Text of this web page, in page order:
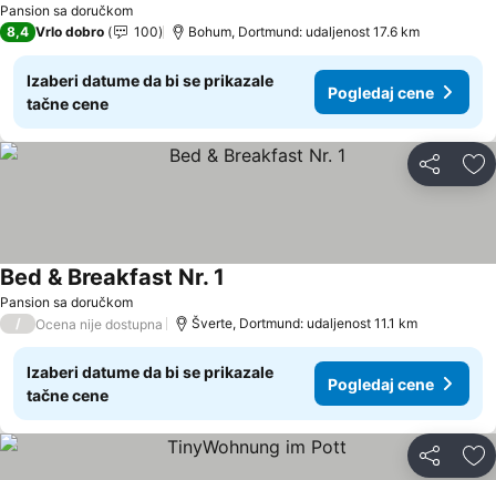
Pansion sa doručkom
8,4 Vrlo dobro 100 Bohum, Dortmund: udaljenost 17.6 km
Izaberi datume da bi se prikazale
tačne cene
Pogledaj cene
Deli
Pansion sa doručkom
Bed & Breakfast Nr. 1
/ Ocena nije dostupna Šverte, Dortmund: udaljenost 11.1 km
Izaberi datume da bi se prikazale
tačne cene
Pogledaj cene
Deli